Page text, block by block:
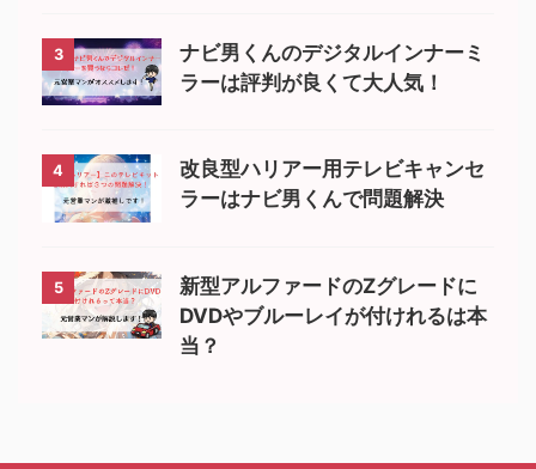
3
ナビ男くんのデジタルインナーミ
ラーは評判が良くて大人気！
4
改良型ハリアー用テレビキャンセ
ラーはナビ男くんで問題解決
5
新型アルファードのZグレードに
DVDやブルーレイが付けれるは本
当？